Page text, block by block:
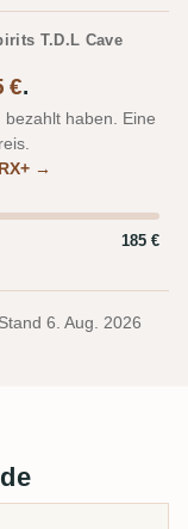
T.D.L Cave
€.
haben. Eine
→
185 €
6. Aug. 2026